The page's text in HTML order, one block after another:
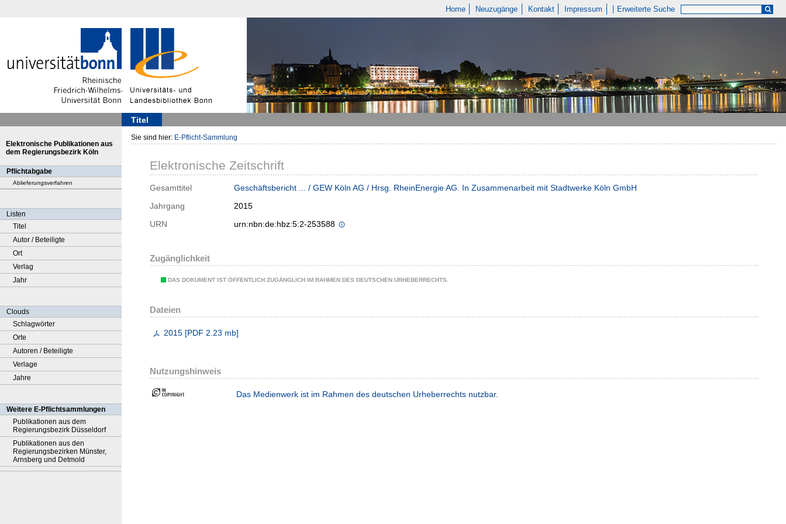
Home Neuzugänge Kontakt Impressum Erweiterte Suche
Titel
Elektronische Publikationen aus
dem Regierungsbezirk Köln
Pflichtabgabe
Ablieferungsverfahren
Listen
Titel
Autor / Beteiligte
Ort
Verlag
Jahr
Clouds
Schlagwörter
Orte
Autoren / Beteiligte
Verlage
Jahre
Weitere E-Pflichtsammlungen
Publikationen aus dem
Regierungsbezirk Düsseldorf
Publikationen aus den
Regierungsbezirken Münster,
Arnsberg und Detmold
Sie sind hier: E-Pflicht-Sammlung
Elektronische Zeitschrift
Gesamttitel
Geschäftsbericht ... / GEW Köln AG / Hrsg. RheinEnergie AG. In Zusammenarbeit mit Stadtwerke Köln GmbH
Jahrgang
2015
URN
urn:nbn:de:hbz:5:2-253588
Zugänglichkeit
DAS DOKUMENT IST ÖFFENTLICH ZUGÄNGLICH IM RAHMEN DES DEUTSCHEN URHEBERRECHTS.
Dateien
2015 [PDF 2.23 mb]
Nutzungshinweis
Das Medienwerk ist im Rahmen des deutschen Urheberrechts nutzbar.